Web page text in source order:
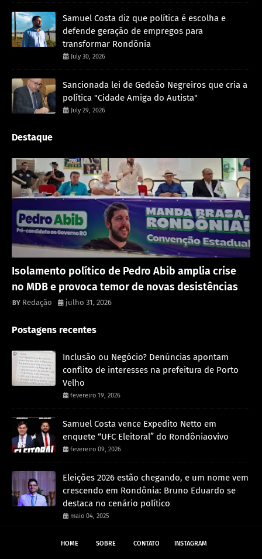
Samuel Costa diz que política é escolha e
defende geração de empregos para
transformar Rondônia
July 30, 2026
Sancionada lei de Gedeão Negreiros que cria a
política "Cidade Amiga do Autista"
July 29, 2026
Destaque
Isolamento político de Pedro Abib amplia crise
no MDB e provoca temor de novas desistências
Redação julho 31, 2026
Postagens recentes
Inclusão ou Negócio? Denúncias apontam
conflito de interesses na prefeitura de Porto
Velho
fevereiro 19, 2026
Samuel Costa vence Expedito Netto em
enquete “UFC Eleitoral” do Rondôniaovivo
fevereiro 09, 2026
Eleições 2026 estão chegando, e um nome vem
crescendo em Rondônia: Bruno Eduardo se
destaca no cenário político
maio 04, 2025
HOME SOBRE CONTATO INSTAGRAM